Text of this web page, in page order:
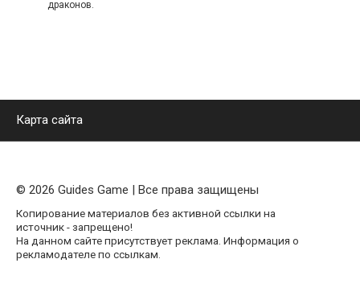
драконов.
Карта сайта
© 2026 Guides Game | Все права защищены
Копирование материалов без активной ссылки на
источник - запрещено!
На данном сайте присутствует реклама. Информация о
рекламодателе по ссылкам.